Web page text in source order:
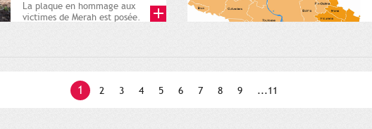
La plaque en hommage aux
victimes de Merah est posée.
1 2 3 4 5 6 7 8 9 ...11